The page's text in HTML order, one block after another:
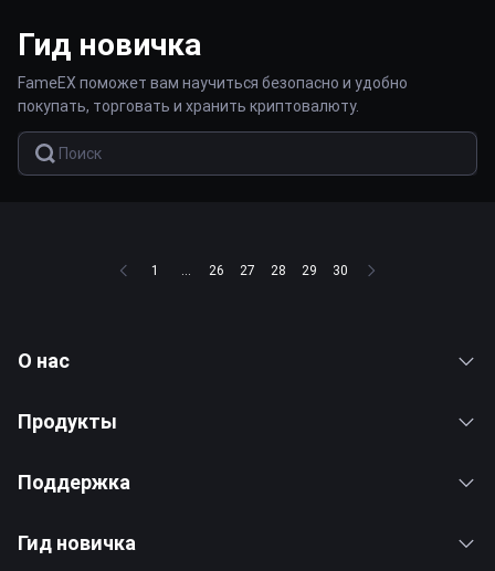
Гид новичка
FameEX поможет вам научиться безопасно и удобно
покупать, торговать и хранить криптовалюту.
1 ... 26 27 28 29 30
О нас
Продукты
Поддержка
Гид новичка